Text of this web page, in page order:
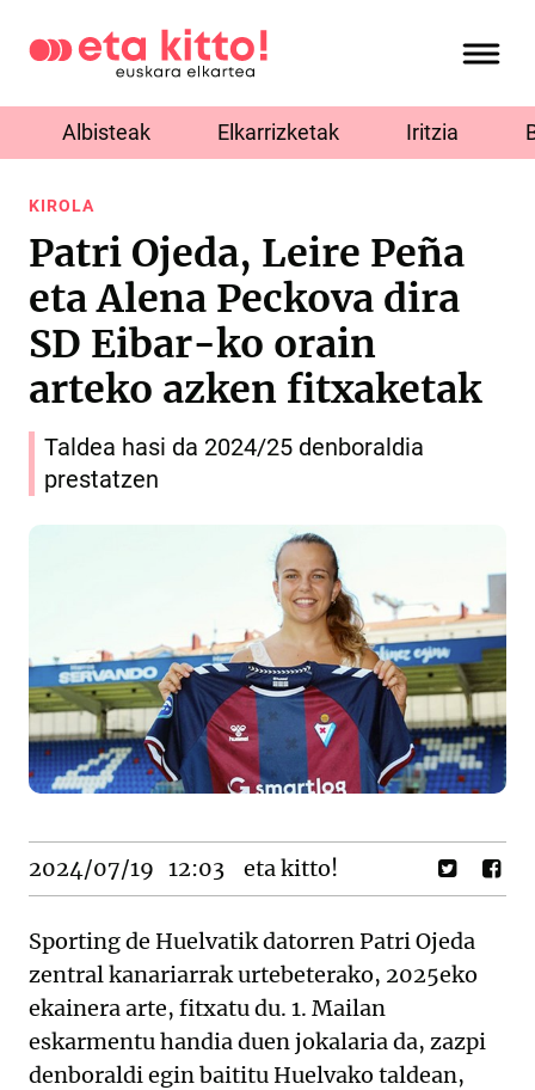
Albisteak Elkarrizketak Iritzia
KIROLA
Patri Ojeda, Leire Peña
eta Alena Peckova dira
SD Eibar-ko orain
arteko azken fitxaketak
Taldea hasi da 2024/25 denboraldia
prestatzen
2024/07/19 12:03 eta kitto!
Sporting de Huelvatik datorren Patri Ojeda
zentral kanariarrak urtebeterako, 2025eko
ekainera arte, fitxatu du. 1. Mailan
eskarmentu handia duen jokalaria da, zazpi
denboraldi egin baititu Huelvako taldean,